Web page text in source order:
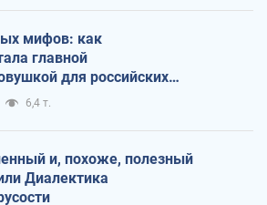
мифов: как
главной
для российских
6,4 т.
и, похоже, полезный
Диалектика